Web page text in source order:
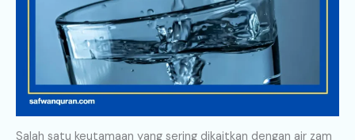
Salah satu keutamaan yang sering dikaitkan dengan air zam